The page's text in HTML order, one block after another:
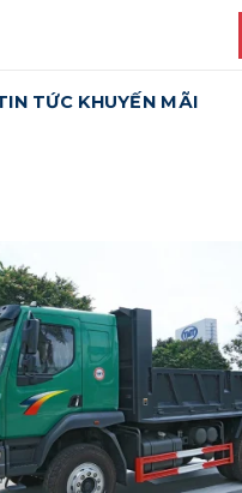
TỨC KHUYẾN MÃI
Thích